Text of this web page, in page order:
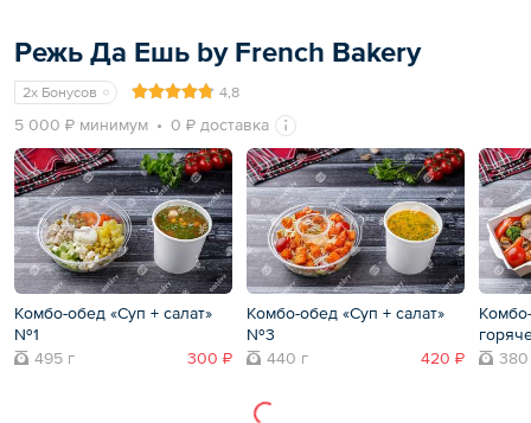
Режь Да Ешь by French Bakery
2x Бонусов 4,8
5 000 ₽ минимум 0 ₽ доставка
Комбо-обед «Суп + салат»
№1
495 г
300 ₽
Комбо-обед «Суп + салат»
№3
440 г
420 ₽
380